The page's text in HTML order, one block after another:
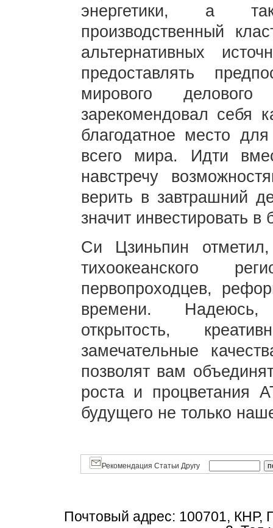
энергетики, а
производственный
альтернативных
предоставлять
мирового
зарекомендовал себя
благодатное место
всего мира. Идти
навстречу
верить в завтрашний
значит инвестировать в
Си Цзиньпин
тихоокеанского
первопроходцев,
времени. Надеюсь,
открытость,
замечательные
позволят вам
роста и процветания
будущего не только
Рекомендация Статьи Другу
Почтовый адрес: 100701, КНР,